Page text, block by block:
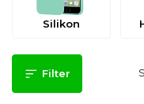
Silikon
Filter